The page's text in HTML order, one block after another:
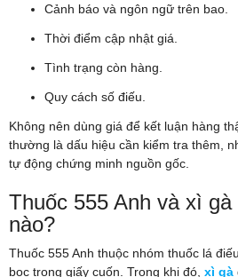
Cảnh báo và ngôn ngữ trên bao.
Thời điểm cập nhật giá.
Tình trạng còn hàng.
Quy cách số điếu.
Không nên dùng giá để kết luận hàng
thường là dấu hiệu cần kiểm tra thêm,
tự động chứng minh nguồn gốc.
Thuốc 555 Anh và xì
nào?
Thuốc 555 Anh thuộc nhóm thuốc lá
bọc trong giấy cuốn. Trong khi đó, xì gà